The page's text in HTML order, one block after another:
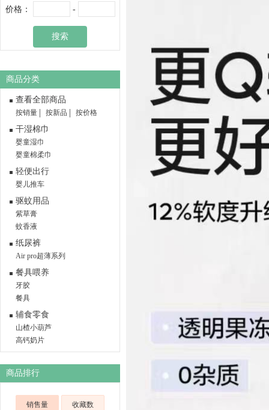
价格： -
搜索
商品分类
查看全部商品
按销量 按新品 按价格
干湿棉巾
婴童湿巾
婴童棉柔巾
轻便出行
婴儿推车
驱蚊用品
紫草膏
蚊香液
纸尿裤
Air pro超薄系列
餐具喂养
牙胶
餐具
辅食零食
山楂小葫芦
高钙奶片
商品排行
销售量 收藏数